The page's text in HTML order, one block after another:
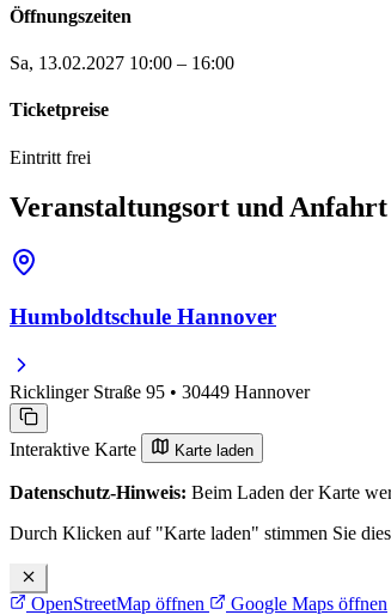
Öffnungszeiten
Sa, 13.02.2027 10:00 – 16:00
Ticketpreise
Eintritt frei
Veranstaltungsort und Anfahrt
Humboldtschule Hannover
Ricklinger Straße 95 • 30449 Hannover
Interaktive Karte Karte laden
Datenschutz-Hinweis: Beim Laden der Karte
Durch Klicken auf "Karte laden" stimmen Sie
OpenStreetMap öffnen
Google Maps öffnen